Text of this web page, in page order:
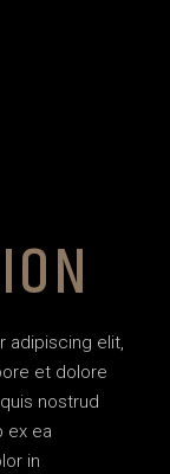
adipiscing elit,
et dolore
nostrud
ex ea
in